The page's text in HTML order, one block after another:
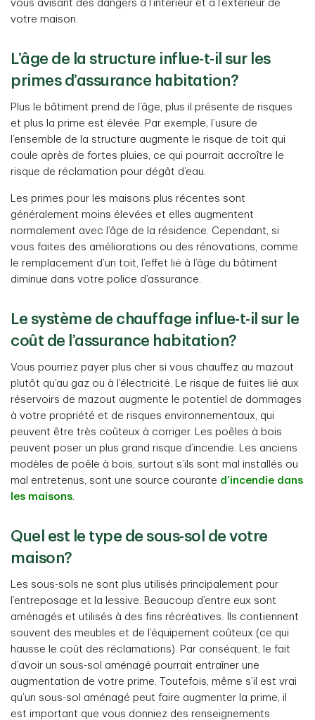
vous avisant des dangers à l’intérieur et à l’extérieur de
votre maison.
L’âge de la structure influe-t-il sur les
primes d’assurance habitation?
Plus le bâtiment prend de l’âge, plus il présente de risques
et plus la prime est élevée. Par exemple, l’usure de
l’ensemble de la structure augmente le risque de toit qui
coule après de fortes pluies, ce qui pourrait accroître le
risque de réclamation pour dégât d’eau.
Les primes pour les maisons plus récentes sont
généralement moins élevées et elles augmentent
normalement avec l’âge de la résidence. Cependant, si
vous faites des améliorations ou des rénovations, comme
le remplacement d’un toit, l’effet lié à l’âge du bâtiment
diminue dans votre police d’assurance.
Le système de chauffage influe-t-il sur le
coût de l’assurance habitation?
Vous pourriez payer plus cher si vous chauffez au mazout
plutôt qu’au gaz ou à l’électricité. Le risque de fuites lié aux
réservoirs de mazout augmente le potentiel de dommages
à votre propriété et de risques environnementaux, qui
peuvent être très coûteux à corriger. Les poêles à bois
peuvent poser un plus grand risque d’incendie. Les anciens
modèles de poêle à bois, surtout s’ils sont mal installés ou
mal entretenus, sont une source courante d’incendie dans
les maisons
Quel est le type de sous-sol de votre
maison?
Les sous-sols ne sont plus utilisés principalement pour
l’entreposage et la lessive. Beaucoup d’entre eux sont
aménagés et utilisés à des fins récréatives. Ils contiennent
souvent des meubles et de l’équipement coûteux (ce qui
hausse le coût des réclamations). Par conséquent, le fait
d’avoir un sous-sol aménagé pourrait entraîner une
augmentation de votre prime. Toutefois, même s’il est vrai
qu’un sous-sol aménagé peut faire augmenter la prime, il
est important que vous donniez des renseignements